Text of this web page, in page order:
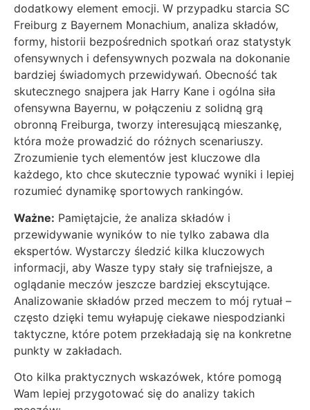
dodatkowy element emocji. W przypadku starcia SC
Freiburg z Bayernem Monachium, analiza składów,
formy, historii bezpośrednich spotkań oraz statystyk
ofensywnych i defensywnych pozwala na dokonanie
bardziej świadomych przewidywań. Obecność tak
skutecznego snajpera jak Harry Kane i ogólna siła
ofensywna Bayernu, w połączeniu z solidną grą
obronną Freiburga, tworzy interesującą mieszankę,
która może prowadzić do różnych scenariuszy.
Zrozumienie tych elementów jest kluczowe dla
każdego, kto chce skutecznie typować wyniki i lepiej
rozumieć dynamikę sportowych rankingów.
Ważne: Pamiętajcie, że analiza składów i
przewidywanie wyników to nie tylko zabawa dla
ekspertów. Wystarczy śledzić kilka kluczowych
informacji, aby Wasze typy stały się trafniejsze, a
oglądanie meczów jeszcze bardziej ekscytujące.
Analizowanie składów przed meczem to mój rytuał –
często dzięki temu wyłapuję ciekawe niespodzianki
taktyczne, które potem przekładają się na konkretne
punkty w zakładach.
Oto kilka praktycznych wskazówek, które pomogą
Wam lepiej przygotować się do analizy takich